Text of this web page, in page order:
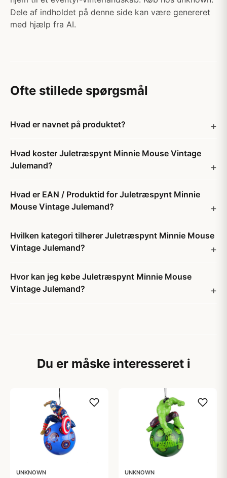
Dele af indholdet på denne side kan være genereret
med hjælp fra AI.
Ofte stillede spørgsmål
Hvad er navnet på produktet?
Hvad koster Juletræspynt Minnie Mouse Vintage
Julemand?
Hvad er EAN / Produktid for Juletræspynt Minnie
Mouse Vintage Julemand?
Hvilken kategori tilhører Juletræspynt Minnie Mouse
Vintage Julemand?
Hvor kan jeg købe Juletræspynt Minnie Mouse
Vintage Julemand?
Du er måske interesseret i
UNKNOWN UNKNOWN